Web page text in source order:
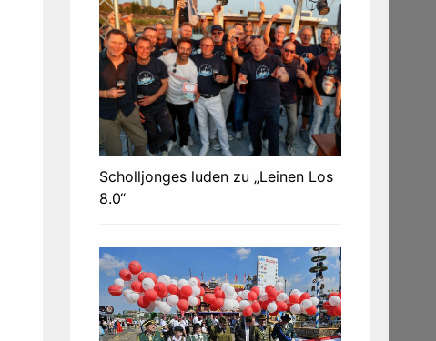
Scholljonges luden zu „Leinen Los
8.0“